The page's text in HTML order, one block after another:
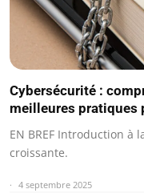
Cybersécurité :
meilleures pratiques
EN BREF Introduction à
croissante.
4 septembre 2025